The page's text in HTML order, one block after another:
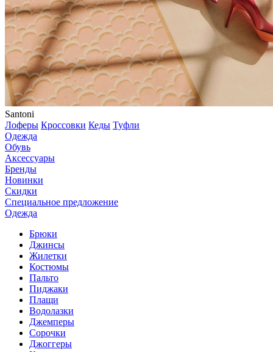
Santoni
Лоферы Кроссовки Кеды Туфли
Одежда
Обувь
Аксессуары
Бренды
Новинки
Скидки
Специальное предложение
Одежда
Брюки
Джинсы
Жилетки
Костюмы
Пальто
Пиджаки
Плащи
Водолазки
Джемперы
Сорочки
Джоггеры